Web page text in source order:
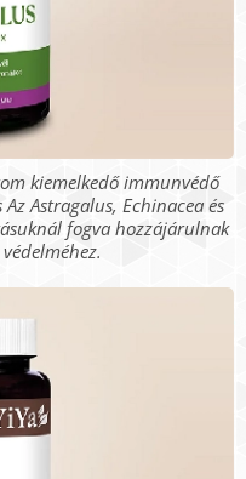
kiemelkedő immunvédő
Astragalus, Echinacea és
fogva hozzájárulnak